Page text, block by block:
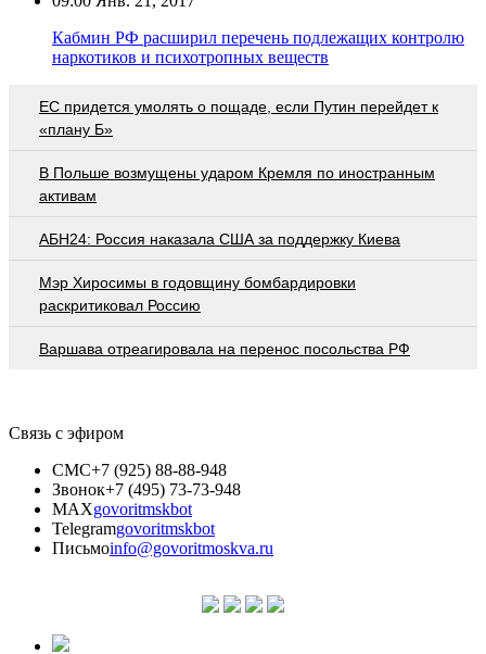
Кабмин РФ расширил перечень подлежащих контролю
наркотиков и психотропных веществ
EC придется умолять о пощаде, если Путин перейдет к
«плану Б»
В Польше возмущены ударом Кремля по иностранным
активам
АБН24: Россия наказала США за поддержку Киева
Мэр Хиросимы в годовщину бомбардировки
раскритиковал Россию
Варшава отреагировала на перенос посольства РФ
Связь с эфиром
СМС+7 (925) 88-88-948
Звонок+7 (495) 73-73-948
MAXgovoritmskbot
Telegramgovoritmskbot
Письмоinfo@govoritmoskva.ru